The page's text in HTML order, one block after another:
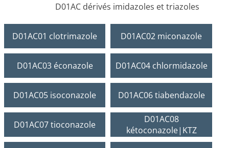
D01AC dérivés imidazoles et triazoles
D01AC01 clotrimazole D01AC02 miconazole
D01AC03 éconazole D01AC04 chlormidazole
D01AC05 isoconazole D01AC06 tiabendazole
D01AC07 tioconazole
D01AC08
kétoconazole|KTZ